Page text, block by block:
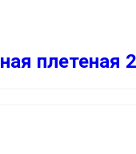
плетеная